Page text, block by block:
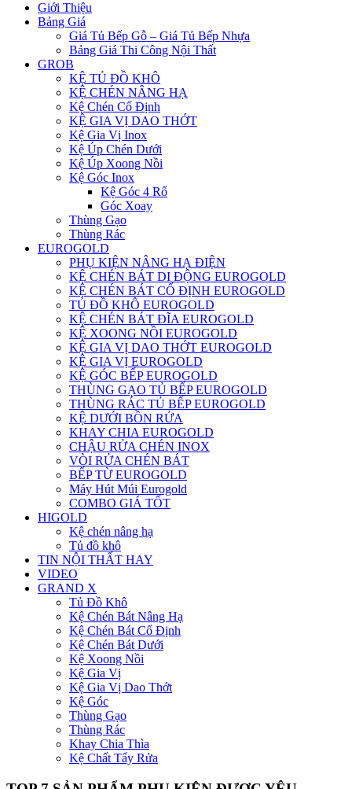
Giới Thiệu
Bảng Giá
Giá Tủ Bếp Gỗ – Giá Tủ Bếp Nhựa
Bảng Giá Thi Công Nội Thất
GROB
KỆ TỦ ĐỒ KHÔ
KỆ CHÉN NÂNG HẠ
Kệ Chén Cố Định
KỆ GIA VỊ DAO THỚT
Kệ Gia Vị Inox
Kệ Úp Chén Dưới
Kệ Úp Xoong Nồi
Kệ Góc Inox
Kệ Góc 4 Rổ
Góc Xoay
Thùng Gạo
Thùng Rác
EUROGOLD
PHỤ KIỆN NÂNG HẠ ĐIỆN
KỆ CHÉN BÁT DI ĐỘNG EUROGOLD
KỆ CHÉN BÁT CỐ ĐỊNH EUROGOLD
TỦ ĐỒ KHÔ EUROGOLD
KỆ CHÉN BÁT ĐĨA EUROGOLD
KỆ XOONG NỒI EUROGOLD
KỆ GIA VỊ DAO THỚT EUROGOLD
KỆ GIA VỊ EUROGOLD
KỆ GÓC BẾP EUROGOLD
THÙNG GẠO TỦ BẾP EUROGOLD
THÙNG RÁC TỦ BẾP EUROGOLD
KỆ DƯỚI BỒN RỬA
KHAY CHIA EUROGOLD
CHẬU RỬA CHÉN INOX
VÒI RỬA CHÉN BÁT
BẾP TỪ EUROGOLD
Máy Hút Múi Eurogold
COMBO GIÁ TỐT
HIGOLD
Kệ chén nâng hạ
Tủ đồ khô
TIN NỘI THẤT HAY
VIDEO
GRAND X
Tủ Đồ Khô
Kệ Chén Bát Nâng Hạ
Kệ Chén Bát Cố Định
Kệ Chén Bát Dưới
Kệ Xoong Nồi
Kệ Gia Vị
Kệ Gia Vị Dao Thớt
Kệ Góc
Thùng Gạo
Thùng Rác
Khay Chia Thìa
Kệ Chất Tẩy Rửa